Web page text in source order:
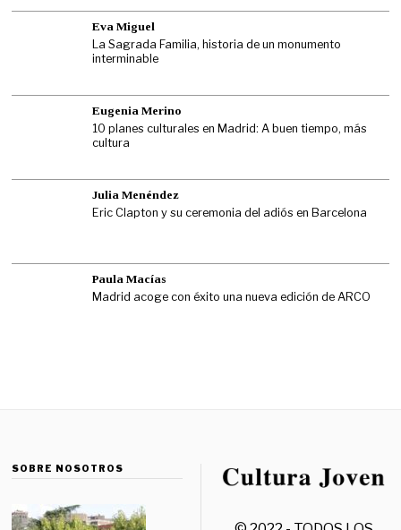
Eva Miguel
La Sagrada Familia, historia de un monumento
interminable
Eugenia Merino
10 planes culturales en Madrid: A buen tiempo, más
cultura
Julia Menéndez
Eric Clapton y su ceremonia del adiós en Barcelona
Paula Macías
Madrid acoge con éxito una nueva edición de ARCO
SOBRE NOSOTROS